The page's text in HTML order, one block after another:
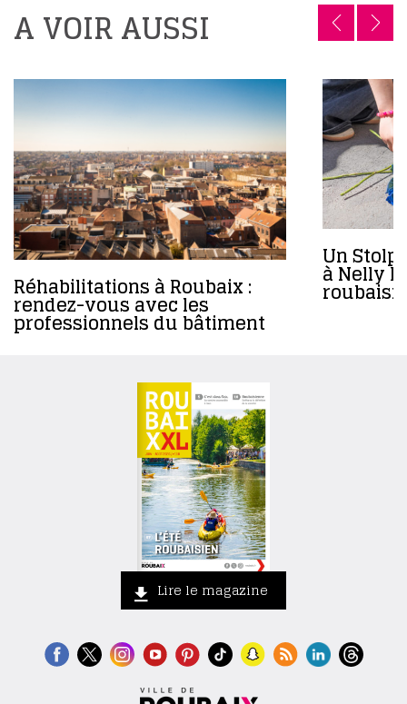
A VOIR AUSSI
Réhabilitations à Roubaix :
rendez-vous avec les
professionnels du bâtiment
Un
à Nelly
Lire le magazine